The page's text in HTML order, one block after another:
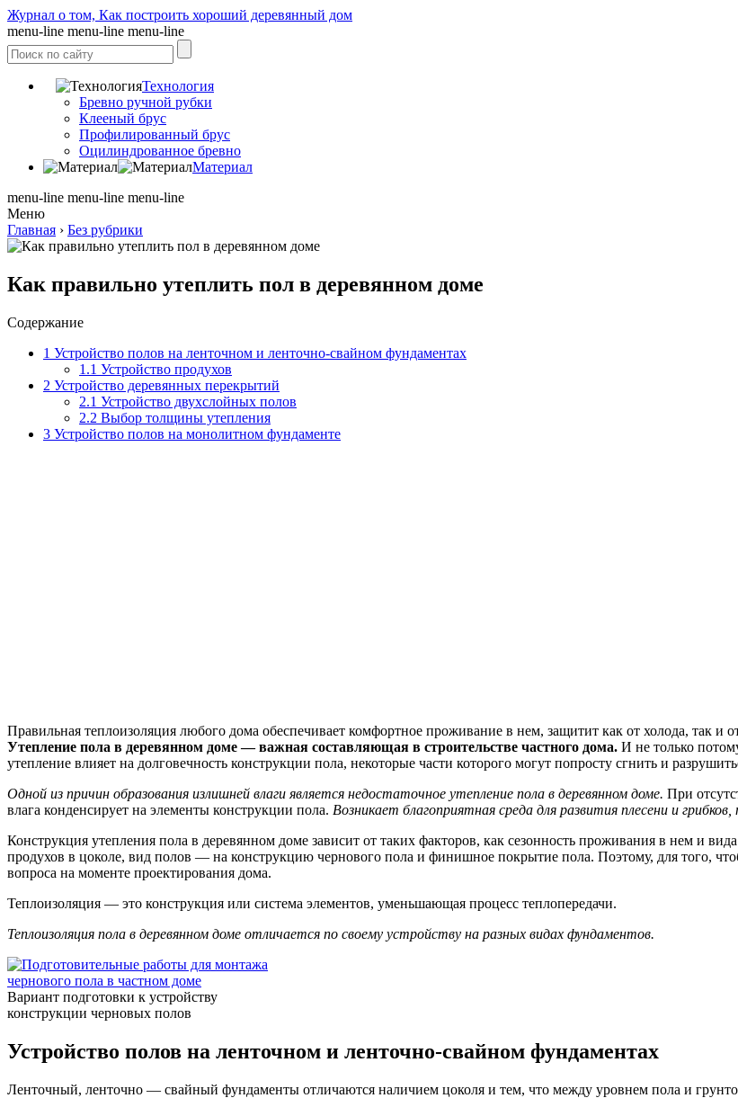
Журнал о том, Как построить хороший деревянный дом
menu-line menu-line menu-line
Технология
Бревно ручной рубки
Клееный брус
Профилированный брус
Оцилиндрованное бревно
Материал
menu-line menu-line menu-line
Меню
Главная › Без рубрики
Как правильно утеплить пол в деревянном доме
Содержание
1 Устройство полов на ленточном и ленточно-свайном фундаментах
1.1 Устройство продухов
2 Устройство деревянных перекрытий
2.1 Устройство двухслойных полов
2.2 Выбор толщины утепления
3 Устройство полов на монолитном фундаменте
Правильная теплоизоляция любого дома обеспечивает комфортное проживание в нем, защитит как от холода, так и
Утепление пола в деревянном доме — важная составляющая в строительстве частного дома. И не только
утепление влияет на долговечность конструкции пола, некоторые части которого могут попросту сгнить и
Одной из причин образования излишней влаги является недостаточное утепление пола в деревянном доме. При
влага конденсирует на элементы конструкции пола. Возникает благоприятная среда для развития плесени и
Конструкция утепления пола в деревянном доме зависит от таких факторов, как сезонность проживания в нем и
продухов в цоколе, вид полов — на конструкцию чернового пола и финишное покрытие пола. Поэтому, для того,
вопроса на моменте проектирования дома.
Теплоизоляция — это конструкция или система элементов, уменьшающая процесс теплопередачи.
Теплоизоляция пола в деревянном доме отличается по своему устройству на разных видах фундаментов.
Вариант подготовки к устройству
конструкции черновых полов
Устройство полов на ленточном и ленточно-свайном фундаментах
Ленточный, ленточно — свайный фундаменты отличаются наличием цоколя и тем, что между уровнем пола и